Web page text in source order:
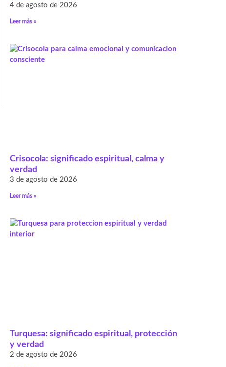
4 de agosto de 2026
Leer más »
Crisocola: significado espiritual, calma y
verdad
3 de agosto de 2026
Leer más »
Turquesa: significado espiritual, protección
y verdad
2 de agosto de 2026